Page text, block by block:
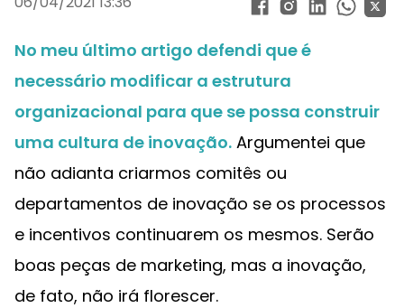
No meu último artigo defendi que é
necessário modificar a estrutura
organizacional para que se possa construir
uma cultura de inovação. Argumentei que
não adianta criarmos comitês ou
departamentos de inovação se os processos
e incentivos continuarem os mesmos. Serão
boas peças de marketing, mas a inovação,
de fato, não irá florescer.